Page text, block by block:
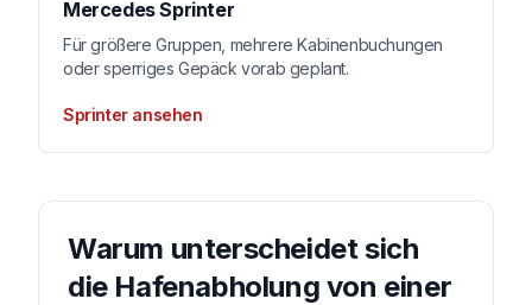
Mercedes Sprinter
Für größere Gruppen, mehrere Kabinenbuchungen
oder sperriges Gepäck vorab geplant.
Sprinter ansehen
Warum unterscheidet sich
die Hafenabholung von einer